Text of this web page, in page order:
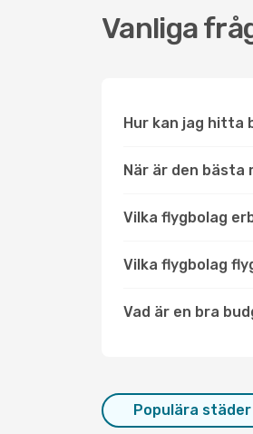
Vanliga
Hur kan jag hitta
När är den bästa
Vilka flygbolag
Vilka flygbolag
Vad är en bra
Populära städer